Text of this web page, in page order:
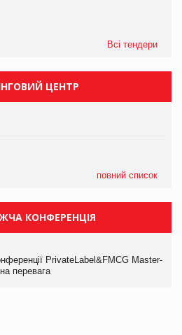
Всі тендери
ЦЕНТР
повний список
КОНФЕРЕНЦІЯ
PrivateLabel&FMCG Master-
перевага